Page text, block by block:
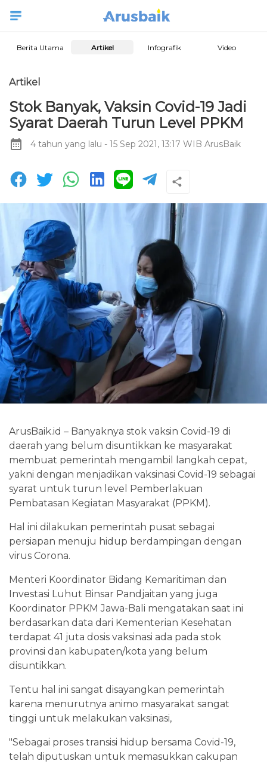
Berita Utama Artikel Infografik Video
Artikel
Stok Banyak, Vaksin Covid-19 Jadi
Syarat Daerah Turun Level PPKM
4 tahun yang lalu - 15 Sep 2021, 13:17 WIB ArusBaik
ArusBaik.id – Banyaknya stok vaksin Covid-19 di
daerah yang belum disuntikkan ke masyarakat
membuat pemerintah mengambil langkah cepat,
yakni dengan menjadikan vaksinasi Covid-19 sebagai
syarat untuk turun level Pemberlakuan
Pembatasan Kegiatan Masyarakat (PPKM).
Hal ini dilakukan pemerintah pusat sebagai
persiapan menuju hidup berdampingan dengan
virus Corona.
Menteri Koordinator Bidang Kemaritiman dan
Investasi Luhut Binsar Pandjaitan yang juga
Koordinator PPKM Jawa-Bali mengatakan saat ini
berdasarkan data dari Kementerian Kesehatan
terdapat 41 juta dosis vaksinasi ada pada stok
provinsi dan kabupaten/kota yang belum
disuntikkan.
Tentu hal ini sangat disayangkan pemerintah
karena menurutnya animo masyarakat sangat
tinggi untuk melakukan vaksinasi,
"Sebagai proses transisi hidup bersama Covid-19,
telah diputuskan untuk memasukkan cakupan